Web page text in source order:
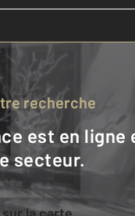
recherche
secteur.